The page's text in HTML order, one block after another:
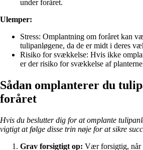
under foråret.
Ulemper:
Stress: Omplantning om foråret kan
tulipanløgene, da de er midt i deres
Risiko for svækkelse: Hvis ikke
er der risiko for svækkelse af
Sådan omplanterer du
foråret
Hvis du beslutter dig for at omplante
vigtigt at følge disse trin nøje for at sikre
Grav forsigtigt op: Vær forsigtig, når